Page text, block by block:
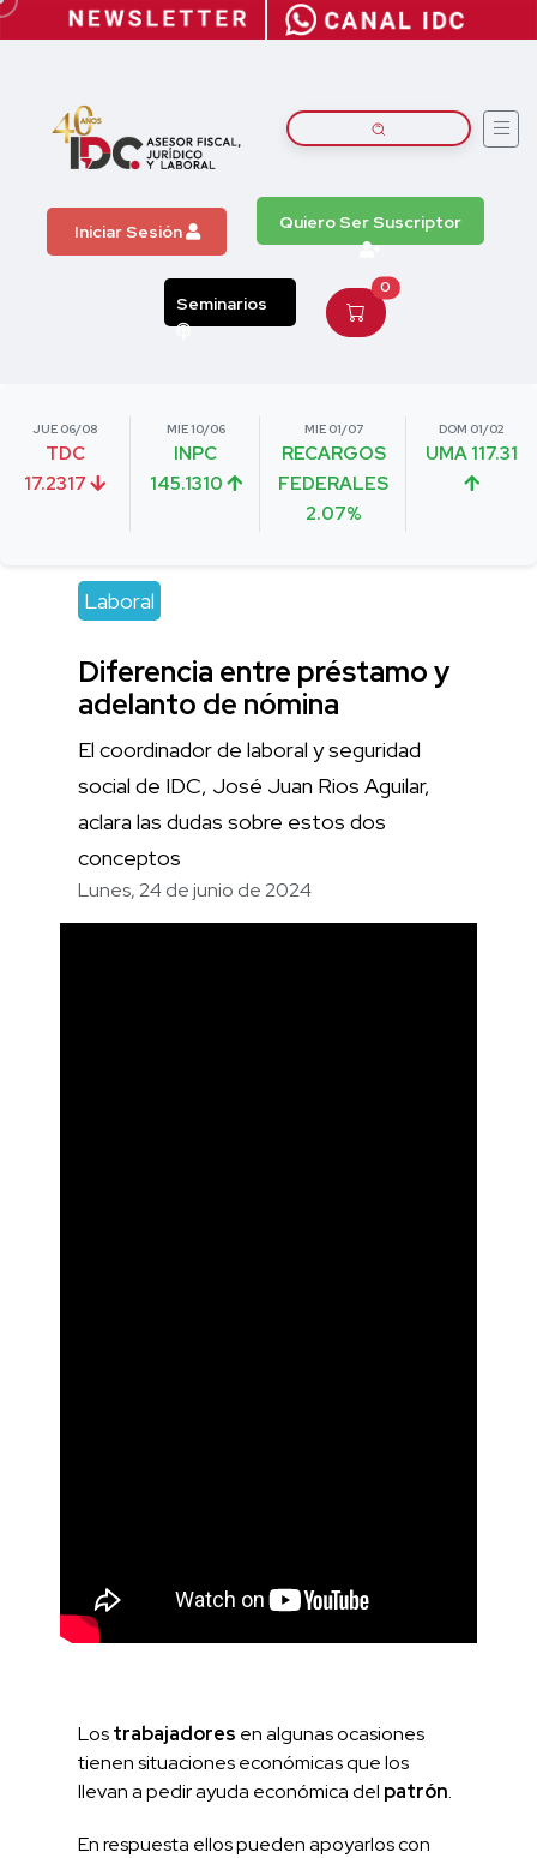
Iniciar Sesión Quiero Ser Suscriptor
Seminarios
0
JUE 06/08
TDC
17.2317
MIE 10/06
INPC
145.1310
MIE 01/07
RECARGOS
FEDERALES
2.07%
DOM 01/02
UMA 117.31
Laboral
Diferencia entre préstamo y
adelanto de nómina
El coordinador de laboral y seguridad
social de IDC, José Juan Rios Aguilar,
aclara las dudas sobre estos dos
conceptos
Lunes, 24 de junio de 2024
Lostrabajadores en algunas ocasiones
tienen situaciones económicas que los
llevan a pedir ayuda económica del patrón.
En respuesta ellos pueden apoyarlos con